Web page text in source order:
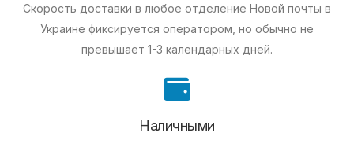
Скорость доставки в любое отделение Новой почты в
Украине фиксируется оператором, но обычно не
превышает 1-3 календарных дней.
Наличными